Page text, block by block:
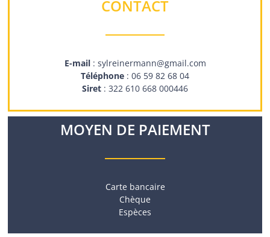
CONTACT
E-mail : sylreinermann@gmail.com
Téléphone : 06 59 82 68 04
Siret : 322 610 668 000446
MOYEN DE PAIEMENT
Carte bancaire
Chèque
Espèces